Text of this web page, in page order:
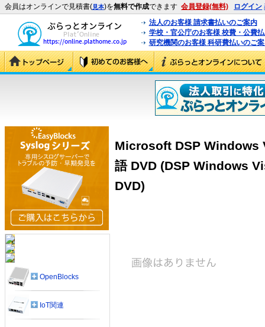
会員はオンラインで見積書(見本)を無料で作成できます 会員登録(無料) ログイン
法人のお客様 請求書払いのご案内
学校・官公庁のお客様 校費・公費
研究機関のお客様 科研費払いのご
Microsoft DSP Windows
語 DVD (DSP Windows
DVD)
OpenBlocks
IoT関連